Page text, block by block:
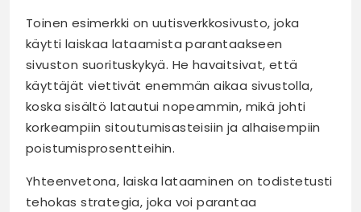
Toinen esimerkki on uutisverkkosivusto, joka
käytti laiskaa lataamista parantaakseen
sivuston suorituskykyä. He havaitsivat, että
käyttäjät viettivät enemmän aikaa sivustolla,
koska sisältö latautui nopeammin, mikä johti
korkeampiin sitoutumisasteisiin ja alhaisempiin
poistumisprosentteihin.
Yhteenvetona, laiska lataaminen on todistetusti
tehokas strategia, joka voi parantaa